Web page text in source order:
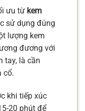
ưu từ kem
sử dụng đúng
lượng kem
đương với
tay, là cần
cổ.
khi tiếp xúc
20 phút để